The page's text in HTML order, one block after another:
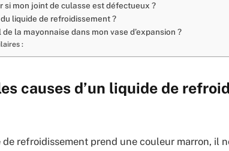
si mon joint de culasse est défectueux ?
liquide de refroidissement ?
la mayonnaise dans mon vase d’expansion ?
:
causes d’un liquide de
refroidissement prend une couleur marron, il